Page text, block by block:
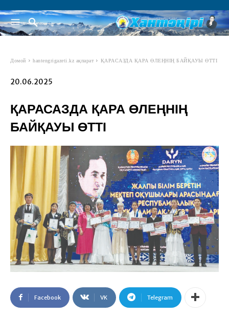
Домой hantengrigazeti.kz ақпарат ҚАРАСАЗДА ҚАРА ӨЛЕҢНІҢ БАЙҚАУЫ ӨТТІ
20.06.2025
ҚАРАСАЗДА ҚАРА ӨЛЕҢНІҢ
БАЙҚАУЫ ӨТТІ
Facebook VK Telegram